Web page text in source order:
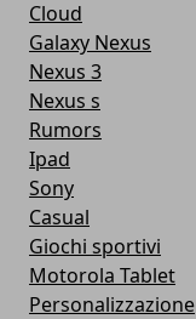
Cloud
Galaxy Nexus
Nexus 3
Nexus s
Rumors
Ipad
Sony
Casual
Giochi sportivi
Motorola Tablet
Personalizzazione